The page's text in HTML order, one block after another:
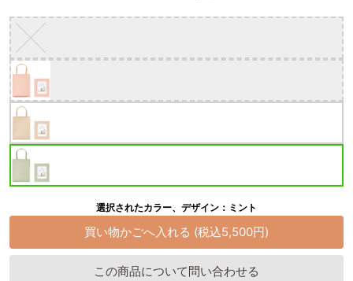
選択されたカラー、デザイン：ミント
この商品について問い合わせる